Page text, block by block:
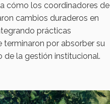
cómo los coordinadores de
cambios duraderos en
prácticas
terminaron por absorber su
de la gestión institucional.